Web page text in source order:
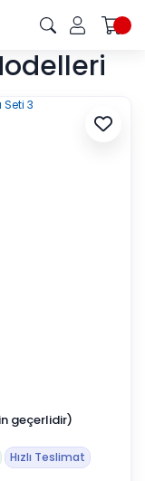
geçerlidir)
Hızlı Teslimat